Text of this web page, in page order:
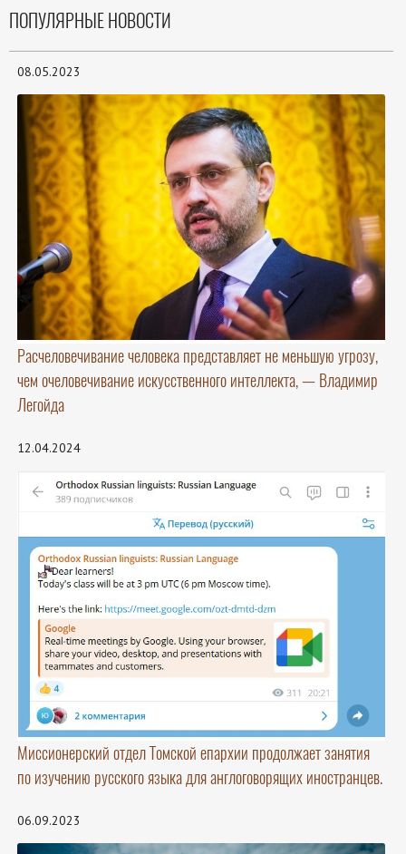
ПОПУЛЯРНЫЕ НОВОСТИ
08.05.2023
Расчеловечивание человека представляет не меньшую угрозу,
чем очеловечивание искусственного интеллекта, — Владимир
Легойда
12.04.2024
Миссионерский отдел Томской епархии продолжает занятия
по изучению русского языка для англоговорящих иностранцев.
06.09.2023